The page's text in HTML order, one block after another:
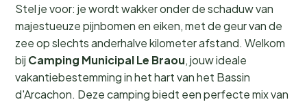
Stel je voor: je wordt wakker onder de schaduw van
majestueuze pijnbomen en eiken, met de geur van de
zee op slechts anderhalve kilometer afstand. Welkom
bij Camping Municipal Le Braou, jouw ideale
vakantiebestemming in het hart van het Bassin
d'Arcachon. Deze camping biedt een perfecte mix van